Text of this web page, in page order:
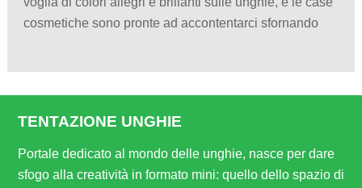
cosmetiche sono pronte ad accontentarci sfornando
TENTAZIONE UNGHIE
Portale dedicato al mondo delle unghie, nasce per dare
sfogo alla creatività in formato mini: quello dello spazio di